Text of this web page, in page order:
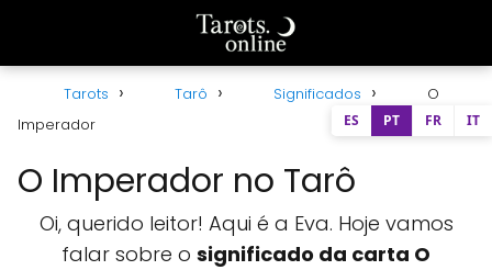
Tarots Tarô Significados
O
Imperador
O Imperador no Tarô
Oi, querido leitor! Aqui é a Eva. Hoje vamos
falar sobre o significado da carta O
ES PT FR IT